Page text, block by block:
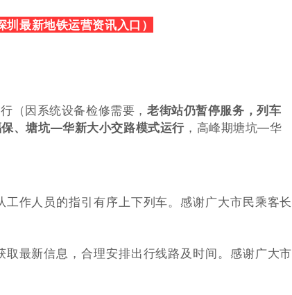
最新地铁运营资讯入口）
（因系统设备检修需要， 老街站仍暂停服务，列车
、塘坑—华新大小交路模式运行，高峰期塘坑—华
作人员的指引有序上下列车。感谢广大市民乘客长
取最新信息，合理安排出行线路及时间。感谢广大市